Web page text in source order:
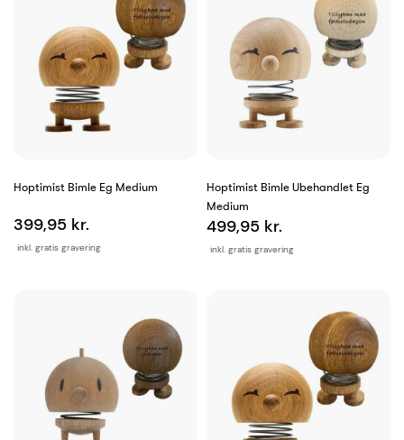
Hoptimist Bimle Eg Medium
inkl. gratis gravering
399,95 kr.
Hoptimist Bimle Ubehandlet Eg
Medium
inkl. gratis gravering
499,95 kr.